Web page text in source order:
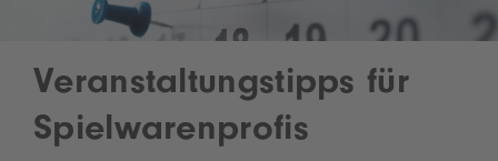
Veranstaltungstipps für
Spielwarenprofis